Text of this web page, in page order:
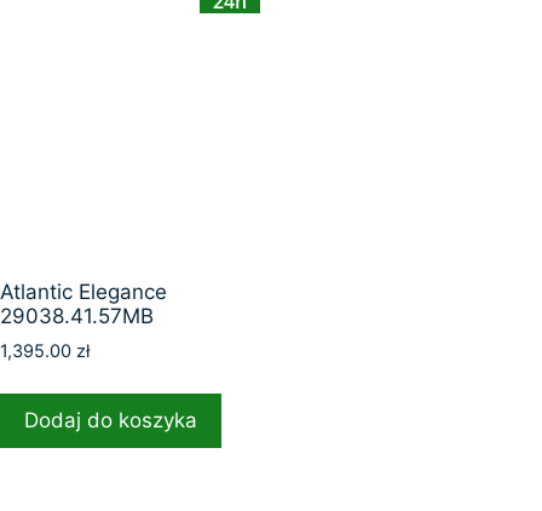
Atlantic Elegance
29038.41.57MB
1,395.00 zł
Dodaj do koszyka